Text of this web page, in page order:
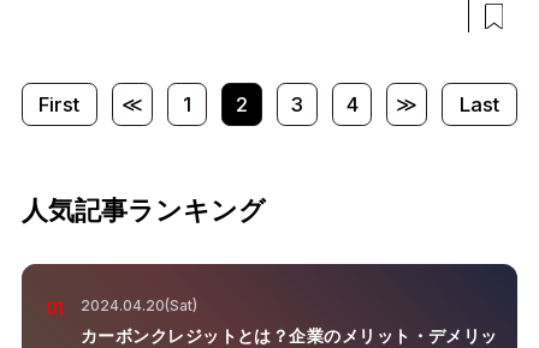
First ≪ 1 2 3 4 ≫ Last
人気記事ランキング
01 2024.04.20(Sat)
カーボンクレジットとは？企業のメリット・デメリッ